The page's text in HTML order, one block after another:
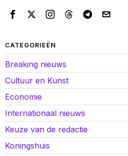
CATEGORIEËN
Breaking nieuws
Cultuur en Kunst
Economie
Internationaal nieuws
Keuze van de redactie
Koningshuis